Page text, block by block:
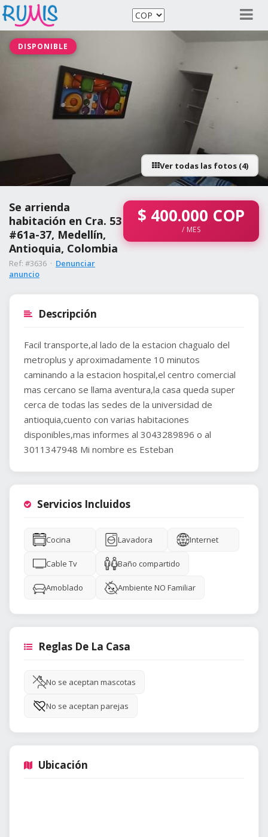
DISPONIBLE
Ver todas las fotos (4)
Se arrienda
habitación en Cra. 53
#61a-37, Medellín,
Antioquia, Colombia
Ref: #3636 · Denunciar
anuncio
$ 400.000 COP
/ MES
Descripción
Facil transporte,al lado de la estacion chagualo del
metroplus y aproximadamente 10 minutos
caminando a la estacion hospital,el centro comercial
mas cercano se llama aventura,la casa queda super
cerca de todas las sedes de la universidad de
antioquia,cuento con varias habitaciones
disponibles,mas informes al 3043289896 o al
3011347948 Mi nombre es Esteban
Servicios Incluidos
Cocina Lavadora Internet
Cable Tv Baño compartido
Amoblado Ambiente NO Familiar
Reglas De La Casa
No se aceptan mascotas
No se aceptan parejas
Ubicación